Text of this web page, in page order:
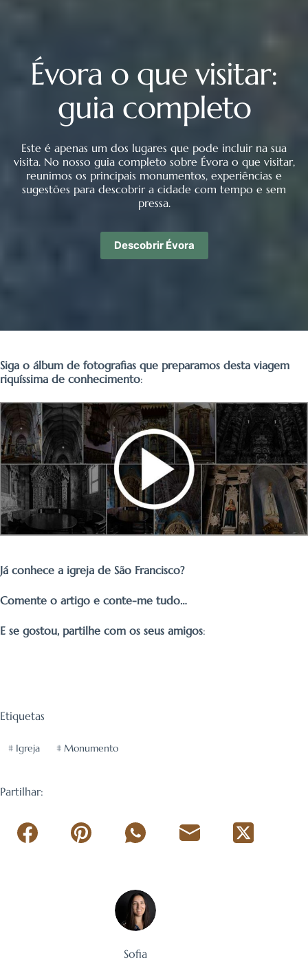
Évora o que visitar:
guia completo
Este é apenas um dos lugares que pode incluir na sua
visita. No nosso guia completo sobre Évora o que visitar,
reunimos os principais monumentos, experiências e
sugestões para descobrir a cidade com tempo e sem
pressa.
Descobrir Évora
Siga o álbum de fotografias que preparamos desta viagem
riquíssima de conhecimento:
Já conhece a igreja de São Francisco?
Comente o artigo e conte-me tudo…
E se gostou, partilhe com os seus amigos:
Etiquetas
#Igreja #Monumento
Partilhar:
Sofia